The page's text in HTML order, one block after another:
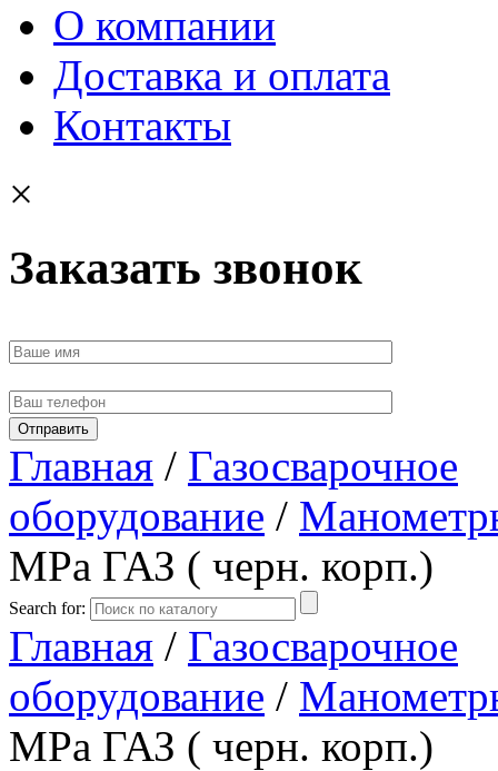
О компании
Доставка и оплата
Контакты
×
Заказать звонок
Главная / Газосварочное
оборудование /
МРа ГАЗ ( черн. корп.)
Search for:
Главная / Газосварочное
оборудование /
МРа ГАЗ ( черн. корп.)